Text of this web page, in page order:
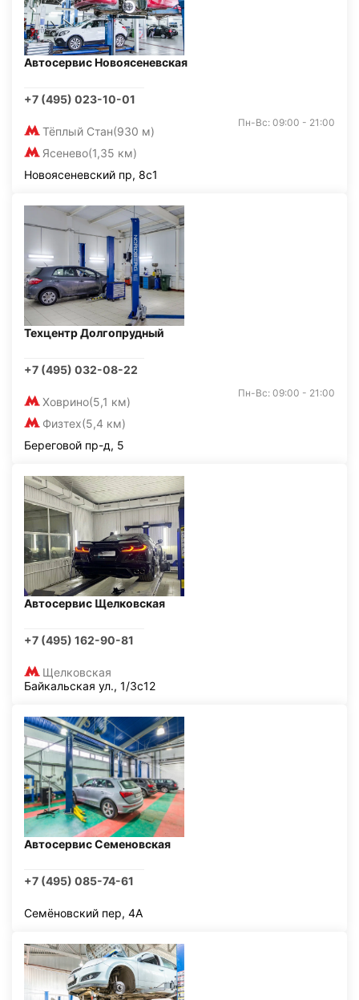
Автосервис Новоясеневская
+7 (495) 023-10-01
Тёплый Стан(930 м)
Ясенево(1,35 км)
Пн-Вс: 09:00 - 21:00
Новоясеневский пр, 8с1
Техцентр Долгопрудный
+7 (495) 032-08-22
Ховрино(5,1 км)
Физтех(5,4 км)
Пн-Вс: 09:00 - 21:00
Береговой пр-д, 5
Автосервис Щелковская
+7 (495) 162-90-81
Щелковская
Байкальская ул., 1/3с12
Автосервис Семеновская
+7 (495) 085-74-61
Семёновский пер, 4А